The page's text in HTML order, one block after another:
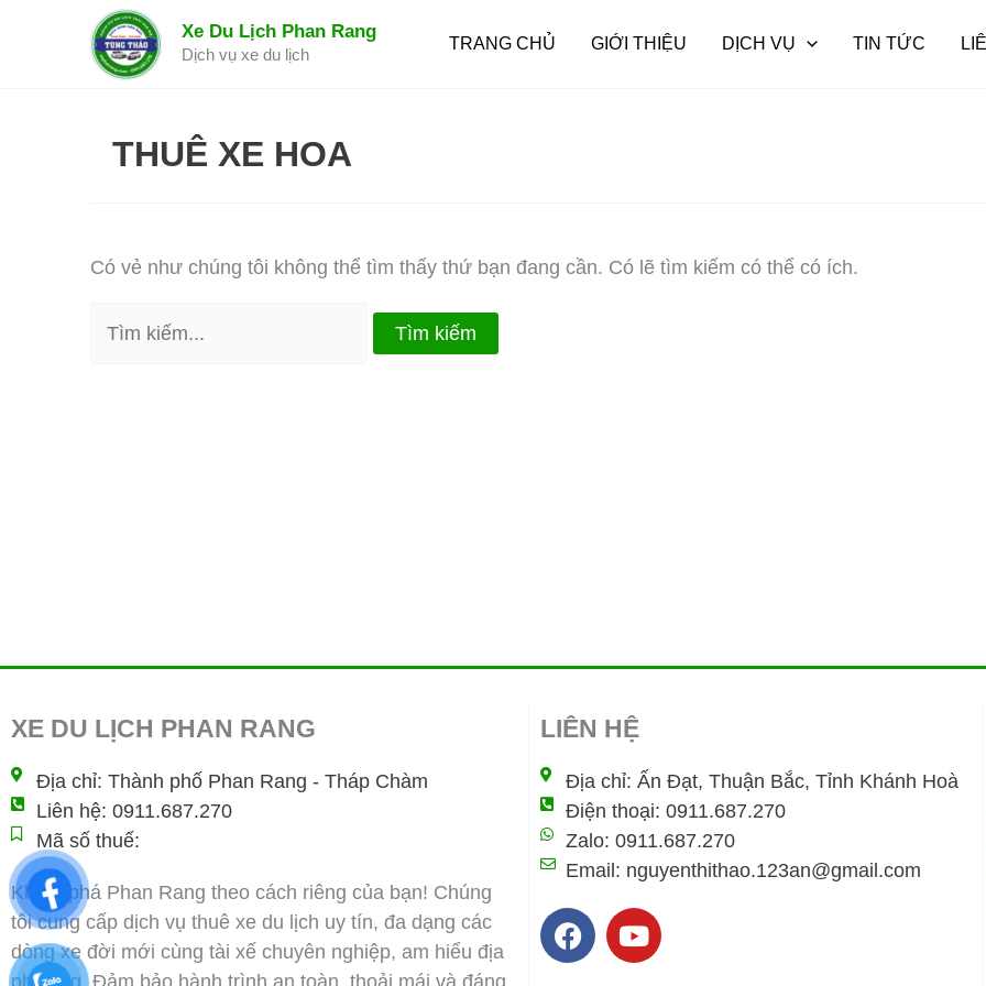
Xe Du Lịch Phan Rang
Dịch vụ xe du lịch
TRANG CHỦ GIỚI THIỆU DỊCH VỤ TIN TỨC
THUÊ XE HOA
Có vẻ như chúng tôi không thể tìm thấy thứ bạn đang cần. Có lẽ tìm kiếm có thể có ích.
kiếm:
XE DU LỊCH PHAN RANG
Địa chỉ: Thành phố Phan Rang - Tháp Chàm
Liên hệ: 0911.687.270
Mã số thuế:
Khám phá Phan Rang theo cách riêng của bạn! Chúng
tôi cung cấp dịch vụ thuê xe du lịch uy tín, đa dạng các
dòng xe đời mới cùng tài xế chuyên nghiệp, am hiểu địa
phương. Đảm bảo hành trình an toàn, thoải mái và đáng
LIÊN HỆ
Địa chỉ: Ấn Đạt, Thuận Bắc, Tỉnh Khánh Hoà
Điện thoại: 0911.687.270
Zalo: 0911.687.270
Email: nguyenthithao.123an@gmail.com
F
a
Y
o